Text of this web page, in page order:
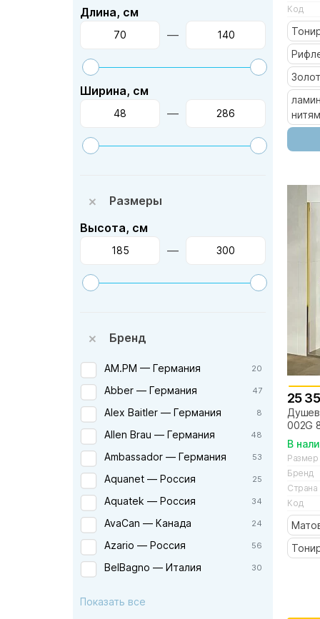
Длина, см
—
Ширина, см
—
Размеры
Высота, см
—
Бренд
AM.PM — Германия 20
Abber — Германия 47
Alex Baitler — Германия 8
Allen Brau — Германия 48
Ambassador — Германия 53
Aquanet — Россия 25
Aquatek — Россия 34
AvaCan — Канада 24
Azario — Россия 56
BelBagno — Италия 30
Показать все
Код
25
002G
золото
В
Размер
Бренд
Страна
Код